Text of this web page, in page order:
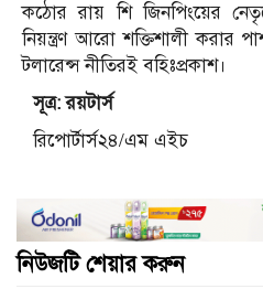
কঠোর রায় শি জিনপিংয়ের
নিয়ন্ত্রণ আরো শক্তিশালী করার
টলারেন্স নীতিরই বহিঃপ্রকাশ।
সূত্র: রয়টার্স
রিপোর্টার্স২৪/এম এইচ
নিউজটি শেয়ার করুন